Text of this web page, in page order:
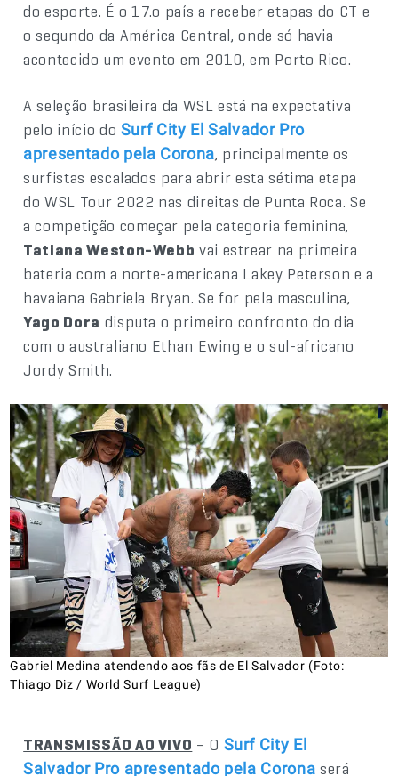
do esporte. É o 17.o país a receber etapas do CT e
o segundo da América Central, onde só havia
acontecido um evento em 2010, em Porto Rico.
A seleção brasileira da WSL está na expectativa
pelo início do Surf City El Salvador Pro
apresentado pela Corona, principalmente os
surfistas escalados para abrir esta sétima etapa
do WSL Tour 2022 nas direitas de Punta Roca. Se
a competição começar pela categoria feminina,
Tatiana Weston-Webb vai estrear na primeira
bateria com a norte-americana Lakey Peterson e a
havaiana Gabriela Bryan. Se for pela masculina,
Yago Dora disputa o primeiro confronto do dia
com o australiano Ethan Ewing e o sul-africano
Jordy Smith.
Gabriel Medina atendendo aos fãs de El Salvador (Foto:
Thiago Diz / World Surf League)
TRANSMISSÃO AO VIVO – O Surf City El
Salvador Pro apresentado pela Corona será